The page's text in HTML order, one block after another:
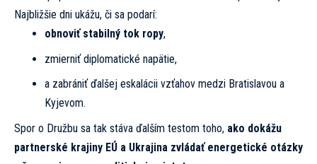
Najbližšie dni ukážu, či sa podarí:
obnoviť stabilný tok ropy,
zmierniť diplomatické napätie,
a zabrániť ďalšej eskalácii vzťahov medzi Bratislavou a
Kyjevom.
Spor o Družbu sa tak stáva ďalším testom toho, ako dokážu
partnerské krajiny EÚ a Ukrajina zvládať energetické otázky